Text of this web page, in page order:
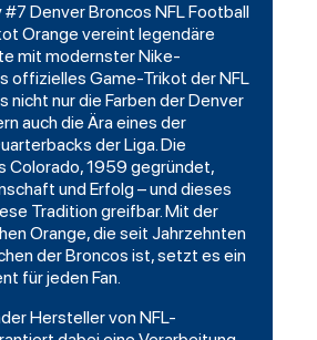
#7 Denver Broncos NFL Football
Orange vereint legendäre
mit modernster Nike-
offizielles Game-Trikot der NFL
nicht nur die Farben der Denver
auch die Ära eines der
der Liga. Die
Colorado, 1959 gegründet,
und Erfolg – und dieses
Tradition greifbar. Mit der
Orange, die seit Jahrzehnten
der Broncos ist, setzt es ein
für jeden Fan.
Hersteller von NFL-